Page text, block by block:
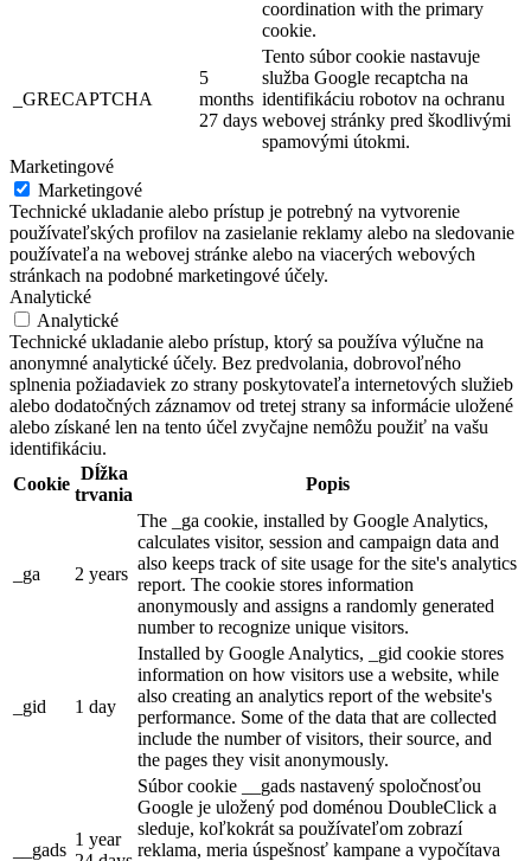
coordination with the primary
cookie.
_GRECAPTCHA
5
months
27 days
Tento súbor cookie nastavuje
služba Google recaptcha na
identifikáciu robotov na ochranu
webovej stránky pred škodlivými
spamovými útokmi.
Marketingové
Marketingové
Technické ukladanie alebo prístup je potrebný na vytvorenie
používateľských profilov na zasielanie reklamy alebo na sledovanie
používateľa na webovej stránke alebo na viacerých webových
stránkach na podobné marketingové účely.
Analytické
Analytické
Technické ukladanie alebo prístup, ktorý sa používa výlučne na
anonymné analytické účely. Bez predvolania, dobrovoľného
splnenia požiadaviek zo strany poskytovateľa internetových služieb
alebo dodatočných záznamov od tretej strany sa informácie uložené
alebo získané len na tento účel zvyčajne nemôžu použiť na vašu
identifikáciu.
Cookie
Dĺžka
trvania
Popis
_ga 2 years
The _ga cookie, installed by Google Analytics,
calculates visitor, session and campaign data and
also keeps track of site usage for the site's analytics
report. The cookie stores information
anonymously and assigns a randomly generated
number to recognize unique visitors.
_gid 1 day
Installed by Google Analytics, _gid cookie stores
information on how visitors use a website, while
also creating an analytics report of the website's
performance. Some of the data that are collected
include the number of visitors, their source, and
the pages they visit anonymously.
__gads
1 year
Súbor cookie __gads nastavený spoločnosťou
Google je uložený pod doménou DoubleClick a
sleduje, koľkokrát sa používateľom zobrazí
reklama, meria úspešnosť kampane a vypočítava